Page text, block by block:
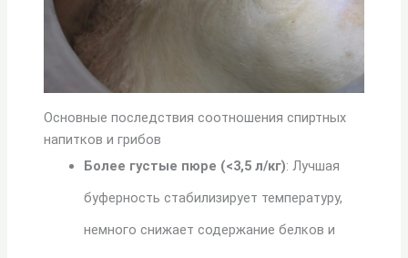
Основные последствия соотношения спиртных
напитков и грибов
Более густые пюре (<3,5 л/кг): Лучшая
буферность стабилизирует температуру,
немного снижает содержание белков и